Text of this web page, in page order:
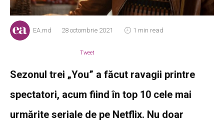
EA.md 28 octombrie 2021 1 min read
Tweet
Sezonul trei „You” a făcut ravagii printre
spectatori, acum fiind în top 10 cele mai
urmărite seriale de pe Netflix. Nu doar